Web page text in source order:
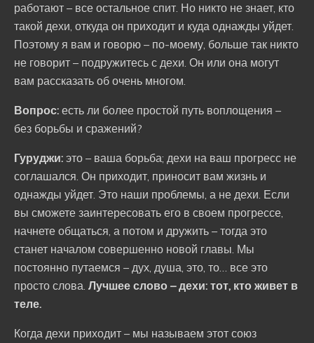
работают – все остальное спит. Но никто не знает, кто
такой дехи, откуда он приходит и куда однажды уйдет.
Поэтому я вам и говорю – по-моему, больше так никто
не говорит – подружитесь с дехи. Он или она могут
вам рассказать об очень многом.
Вопрос: есть ли более простой путь воплощения –
без борьбы и сражений?
Гуруджи: это – ваша борьба; дехи на ваш прогресс не
соглашался. Он приходит, приносит вам жизнь и
однажды уйдет. Это наши проблемы, а не дехи. Если
вы сможете заинтересовать его в своем прогрессе,
начнете общаться, а потом и дружить – тогда это
станет началом совершенно новой главы. Мы
постоянно путаемся – дух, душа, это, то… все это
просто слова. Лучшее слово – дехи: тот, кто живет в
теле.
Когда дехи приходит – мы называем этот союз